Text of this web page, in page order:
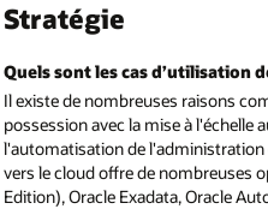
Stratégie
Quels sont les cas d’utilisation
Il existe de nombreuses raisons
possession avec la mise à
l'automatisation de l'administration
vers le cloud offre de nombreuses
Edition), Oracle Exadata, Oracle